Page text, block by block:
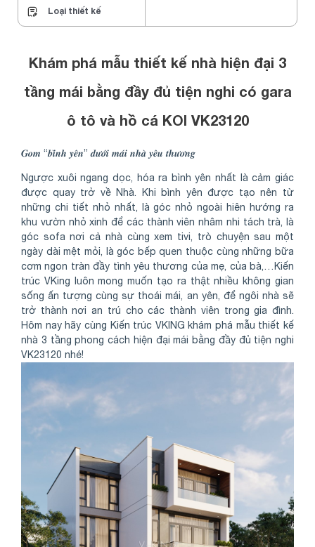
Loại thiết kế
Khám phá mẫu thiết kế nhà hiện đại 3
tầng mái bằng đầy đủ tiện nghi có gara
ô tô và hồ cá KOI VK23120
𝑮𝒐𝒎 “𝒃𝒊̀𝒏𝒉 𝒚𝒆̂𝒏” 𝒅𝒖̛𝒐̛́𝒊 𝒎𝒂́𝒊 𝒏𝒉𝒂̀ 𝒚𝒆̂𝒖 𝒕𝒉𝒖̛𝒐̛𝒏𝒈
Ngược xuôi ngang dọc, hóa ra bình yên nhất là cảm giác
được quay trở về Nhà. Khi bình yên được tạo nên từ
những chi tiết nhỏ nhất, là góc nhỏ ngoài hiên hướng ra
khu vườn nhỏ xinh để các thành viên nhâm nhi tách trà, là
góc sofa nơi cả nhà cùng xem tivi, trò chuyện sau một
ngày dài mệt mỏi, là góc bếp quen thuộc cùng những bữa
cơm ngon tràn đầy tình yêu thương của mẹ, của bà,…Kiến
trúc VKing luôn mong muốn tạo ra thật nhiều không gian
sống ấn tượng cùng sự thoái mái, an yên, để ngôi nhà sẽ
trở thành nơi an trú cho các thành viên trong gia đình.
Hôm nay hãy cùng Kiến trúc VKING khám phá mẫu thiết kế
nhà 3 tầng phong cách hiện đại mái bằng đầy đủ tiện nghi
VK23120 nhé!